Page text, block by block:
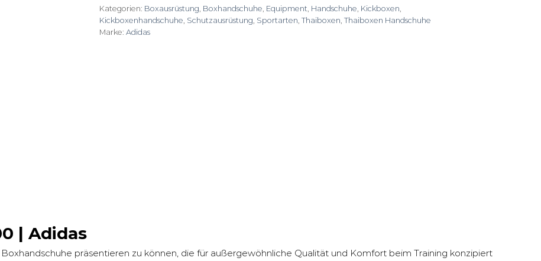
Kategorien: Boxausrüstung Boxhandschuhe Equipment Handschuhe Kickboxen
Kickboxenhandschuhe Schutzausrüstung Sportarten Thaiboxen Thaiboxen Handschuhe
Marke: Adidas
| Adidas
präsentieren zu können, die für außergewöhnliche Qualität und Komfort beim Training konzipiert